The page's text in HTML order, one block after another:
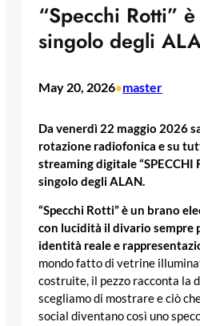
“Specchi Rotti”
singolo degli
May 20, 2026•master
Da venerdì 22 maggio 2026
rotazione radiofonica e su
streaming digitale “SPECCHI
singolo degli ALAN.
“Specchi Rotti” è un brano
con lucidità il divario sempre
identità reale e
mondo fatto di vetrine
costruite, il pezzo racconta la
scegliamo di mostrare e ciò
social diventano così uno